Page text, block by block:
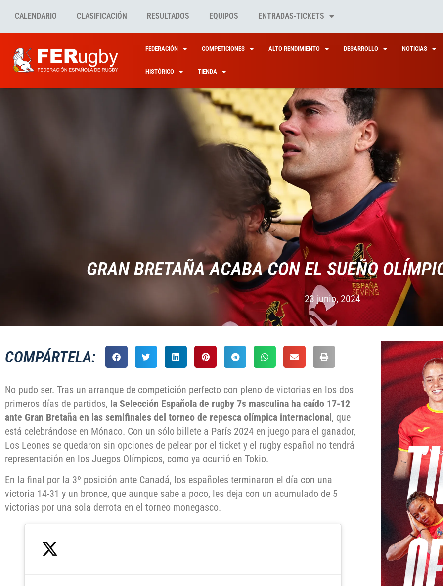
CALENDARIO CLASIFICACIÓN RESULTADOS EQUIPOS ENTRADAS-TICKETS
FEDERACIÓN COMPETICIONES ALTO RENDIMIENTO DESARROLLO NOTICIAS
HISTÓRICO TIENDA
GRAN BRETAÑA ACABA CON EL SUEÑO
23 junio, 2024
COMPÁRTELA:
No pudo ser. Tras un arranque de competición perfecto con pleno de victorias en los dos
primeros días de partidos, la Selección Española de rugby 7s masculina ha caído 17-12
ante Gran Bretaña en las semifinales del torneo de repesca olímpica internacional, que
está celebrándose en Mónaco. Con un sólo billete a París 2024 en juego para el ganador,
Los Leones se quedaron sin opciones de pelear por el ticket y el rugby español no tendrá
representación en los Juegos Olímpicos, como ya ocurrió en Tokio.
En la final por la 3º posición ante Canadá, los españoles terminaron el día con una
victoria 14-31 y un bronce, que aunque sabe a poco, les deja con un acumulado de 5
victorias por una sola derrota en el torneo monegasco.